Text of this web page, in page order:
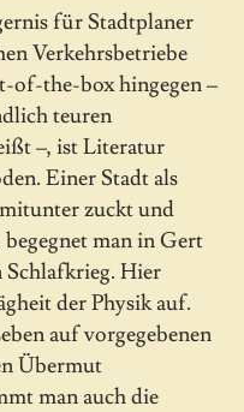
für Stadtplaner
Verkehrsbetriebe
of-the-box hingegen –
teuren
–, ist Literatur
Einer Stadt als
zuckt und
man in Gert
Schlafkrieg. Hier
der Physik auf.
auf vorgegebenen
Übermut
man auch die